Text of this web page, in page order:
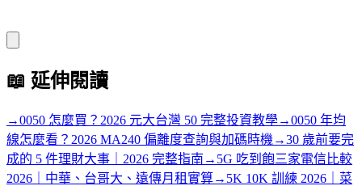
📖 延伸閱讀
→0050 怎麼買？2026 元大台灣 50 完整投資教學→0050 年均
線怎麼看？2026 MA240 偏離度查詢與加碼時機 →30 歲前要完
成的 5 件理財大事｜2026 完整指南 → 5G 吃到飽三家電信比較
2026｜中華、台哥大、遠傳月租實算→ 5K 10K 訓練 2026｜菜